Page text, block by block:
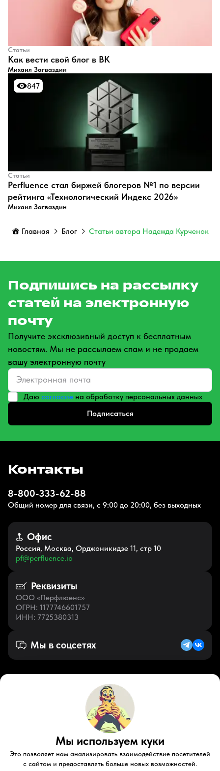
Статьи
​Как вести свой блог в ВК
Михаил Загваздин
847
847
Статьи
Perfluence стал биржей блогеров №1 по версии
рейтинга «Технологический Индекс 2026»
Михаил Загваздин
Главная Блог Статьи автора Надежда Курченок
Подпишись на рассылку
статей на электронную
почту
Получите эксклюзивный доступ к бесплатным
новостям. Мы не рассылаем спам и не продаем
вашу электронную почту
Даю согласие на обработку персональных данных
Подписаться
Контакты
8-800-333-62-88
Общий номер для связи, с 9:00 до 20:00, без выходных
Офис
Россия, Москва, Орджоникидзе 11, стр 10
pf@perfluence.io
Реквизиты
ООО «Перфлюенс»
ОГРН: 1177746601757
ИНН: 7725380313
Мы в соцсетях
Русский (RU)
ZenYoutubeTelegramTiktokКонтакты
Правовые документыУсловия использования
Пользовательское соглашение
Мы используем куки
Это позволяет нам анализировать взаимодействие посетителей
с сайтом и предоставлять больше новых возможностей.